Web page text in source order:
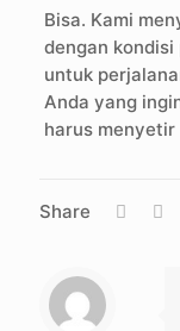
Bisa. Kami
dengan
untuk
Anda yang
harus menyetir
Share